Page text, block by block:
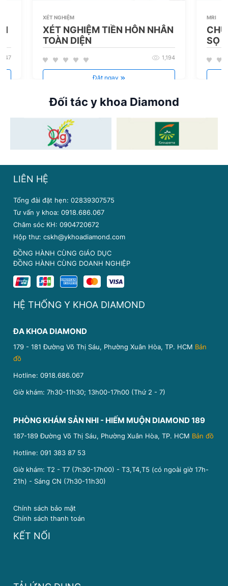
XÉT NGHIỆM
XÉT NGHIỆM TIỀN HÔN NHÂN
TOÀN DIỆN
1,194
Đặt ngay
MRI
SỌ
Đối tác y khoa Diamond
LIÊN HỆ
Tổng đài đặt hẹn: 02839307575
Tư vấn y khoa: 0918.686.067
Chăm sóc KH: 0904720672
Hộp thư: cskh@ykhoadiamond.com
ĐỒNG HÀNH CÙNG GIÁO DỤC
ĐỒNG HÀNH CÙNG DOANH NGHIỆP
HỆ THỐNG Y KHOA DIAMOND
ĐA KHOA DIAMOND
179 - 181 Đường Võ Thị Sáu, Phường Xuân Hòa, TP. HCM Bản
đồ
Hotline:0918.686.067
Giờ khám: 7h30-11h30; 13h00-17h00 (Thứ 2 - 7)
PHÒNG KHÁM SẢN NHI - HIẾM MUỘN DIAMOND 189
187-189 Đường Võ Thị Sáu, Phường Xuân Hòa, TP. HCM Bản đồ
Hotline:091 383 87 53
Giờ khám: T2 - T7 (7h30-17h00) - T3,T4,T5 (có ngoài giờ 17h-
21h) - Sáng CN (7h30-11h30)
Chính sách bảo mật
Chính sách thanh toán
KẾT NỐI